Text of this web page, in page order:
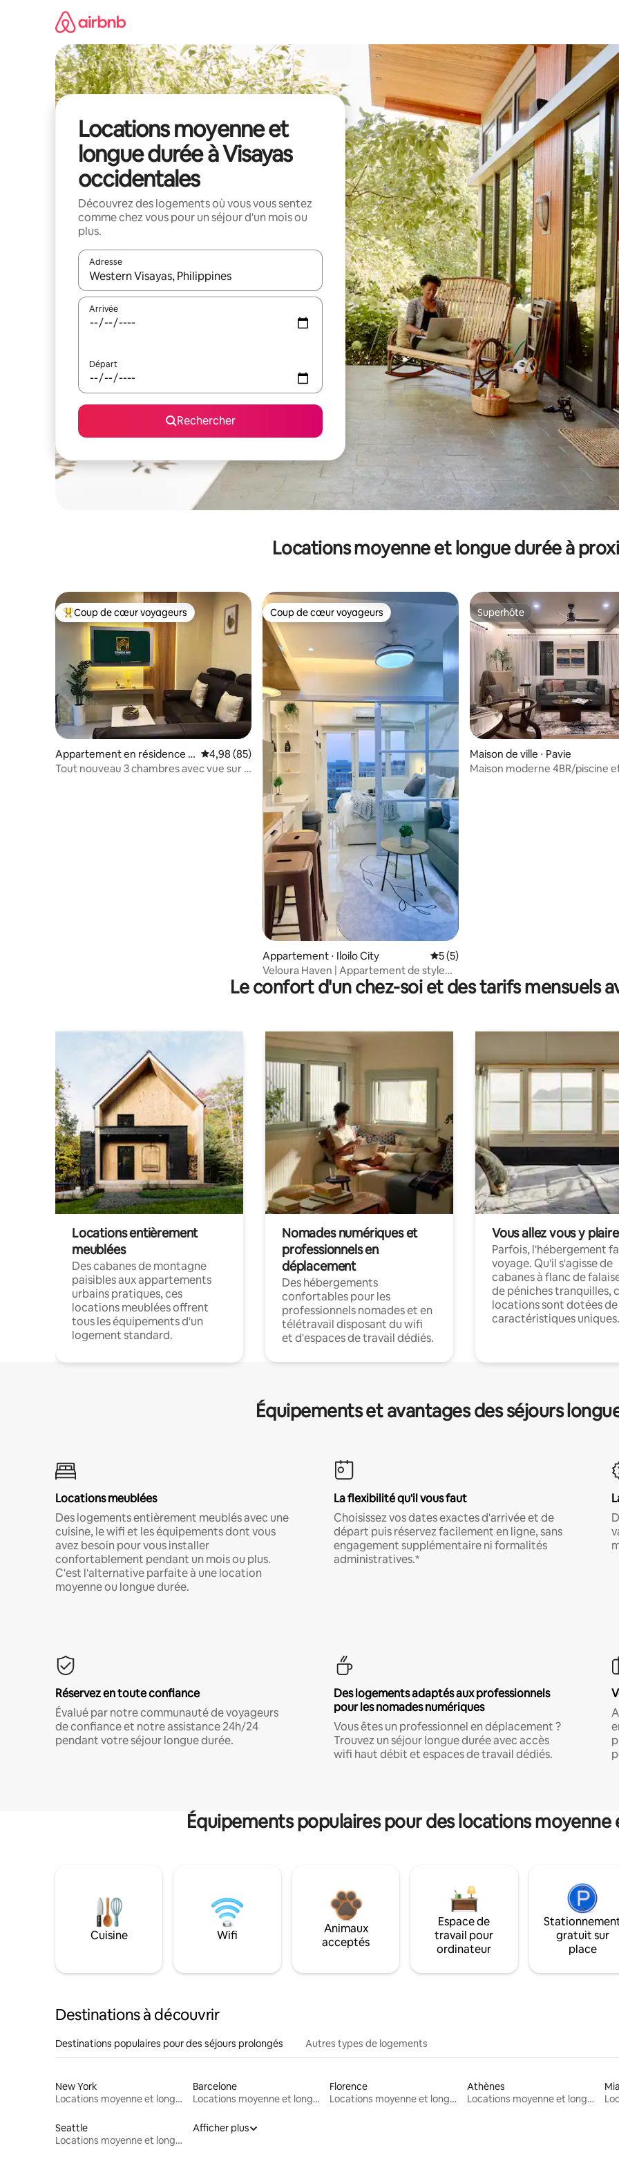
Locations moyenne et
longue durée à Visayas
occidentales
Découvrez des logements où vous vous sentez
comme chez vous pour un séjour d'un mois ou
plus.
Adresse
Lorsque les résultats s'affichent, utilisez les flèches vers le haut et vers le bas pour les parcourir ou en appuyant et en
Arrivée
Départ
Rechercher
Locations moyenne et longue durée à
Coups de cœur voyageurs les plus appréciés
Coup de cœur voyageurs
Appartement en résidence ⋅
Iloilo City
Évaluation moyenne sur la base de 85 commentaires : 4,98 sur 5
4,98 (85)
Tout nouveau 3 chambres avec vue sur la
Coup de cœur voyageurs
Coup de cœur voyageurs
Appartement ⋅ Iloilo City Évaluation moyenne sur la base de 5
5 (5)
Veloura Haven | Appartement de style
SMDC
Superhôte
Superhôte
Maison de ville ⋅ Pavie
Maison moderne 4BR/piscine
Le confort d'un chez-soi et des tarifs mensuels
Locations entièrement
meublées
Des cabanes de montagne
paisibles aux appartements
urbains pratiques, ces
locations meublées offrent
tous les équipements d'un
logement standard.
Nomades numériques et
professionnels en
déplacement
Des hébergements
confortables pour les
professionnels nomades et en
télétravail disposant du wifi
et d'espaces de travail dédiés.
Vous allez vous y plaire
Parfois, l'hébergement
voyage. Qu'il s'agisse de
cabanes à flanc de
de péniches tranquilles,
locations sont dotées de
caractéristiques uniques.
Équipements et avantages des séjours
Locations meublées
Des logements entièrement meublés avec une
cuisine, le wifi et les équipements dont vous
avez besoin pour vous installer
confortablement pendant un mois ou plus.
C'est l'alternative parfaite à une location
moyenne ou longue durée.
La flexibilité qu'il vous faut
Choisissez vos dates exactes d'arrivée et de
départ puis réservez facilement en ligne, sans
engagement supplémentaire ni formalités
administratives.*
Réservez en toute confiance
Évalué par notre communauté de voyageurs
de confiance et notre assistance 24h/24
pendant votre séjour longue durée.
Des logements adaptés aux professionnels
pour les nomades numériques
Vous êtes un professionnel en déplacement ?
Trouvez un séjour longue durée avec accès
wifi haut débit et espaces de travail dédiés.
Équipements populaires pour des locations
Cuisine Wifi
Animaux
acceptés
Espace de
travail pour
ordinateur
gratuit sur
place
Destinations à découvrir
Destinations populaires pour des séjours prolongés Autres types de logements
New York
Locations moyenne et longue durée
Barcelone
Locations moyenne et longue durée
Florence
Locations moyenne et longue durée
Athènes
Locations moyenne et longue durée
Seattle
Locations moyenne et longue durée
Afficher plus